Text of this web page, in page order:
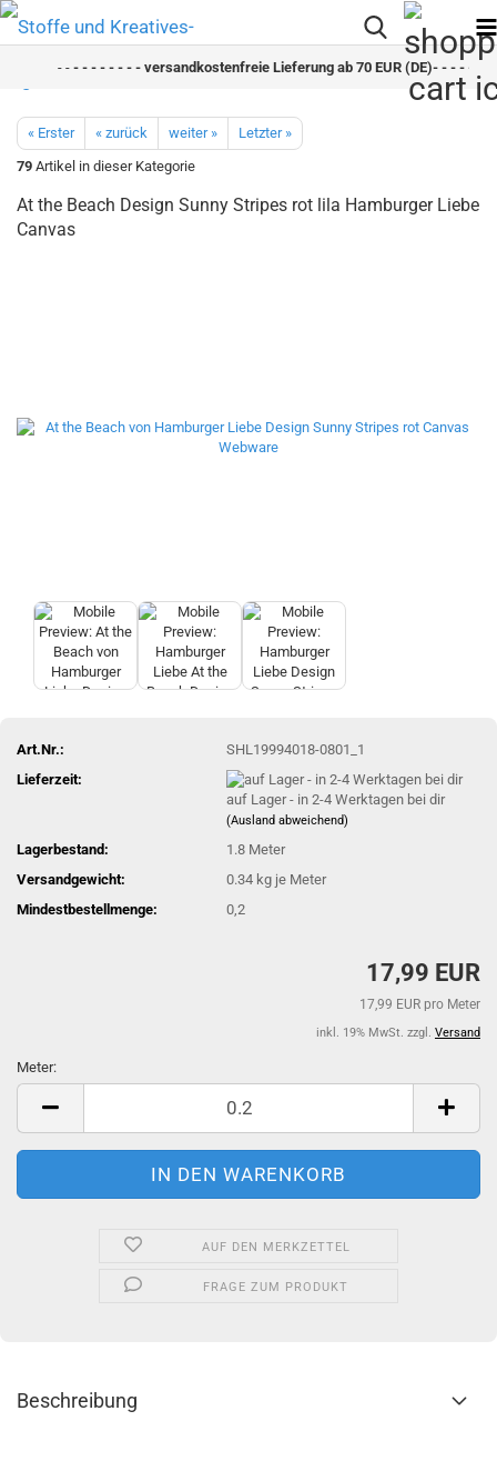
- - - - - - - - versandkostenfreie Lieferung ab 70 EUR (DE)- - - - - - -
« Erster « zurück weiter »
Letzter »
79 Artikel in dieser Kategorie
At the Beach Design Sunny Stripes rot lila Hamburger Liebe
Canvas
Art.Nr.:
SHL19994018-0801_1
Lieferzeit:
auf Lager - in 2-4 Werktagen bei dir
(Ausland abweichend)
Lagerbestand: 1.8 Meter
Versandgewicht:
0.34 kg je Meter
Mindestbestellmenge:
0,2
17,99 EUR
17,99 EUR pro Meter
inkl. 19% MwSt. zzgl. Versand
Meter:
Meter
AUF DEN MERKZETTEL
FRAGE ZUM PRODUKT
Beschreibung